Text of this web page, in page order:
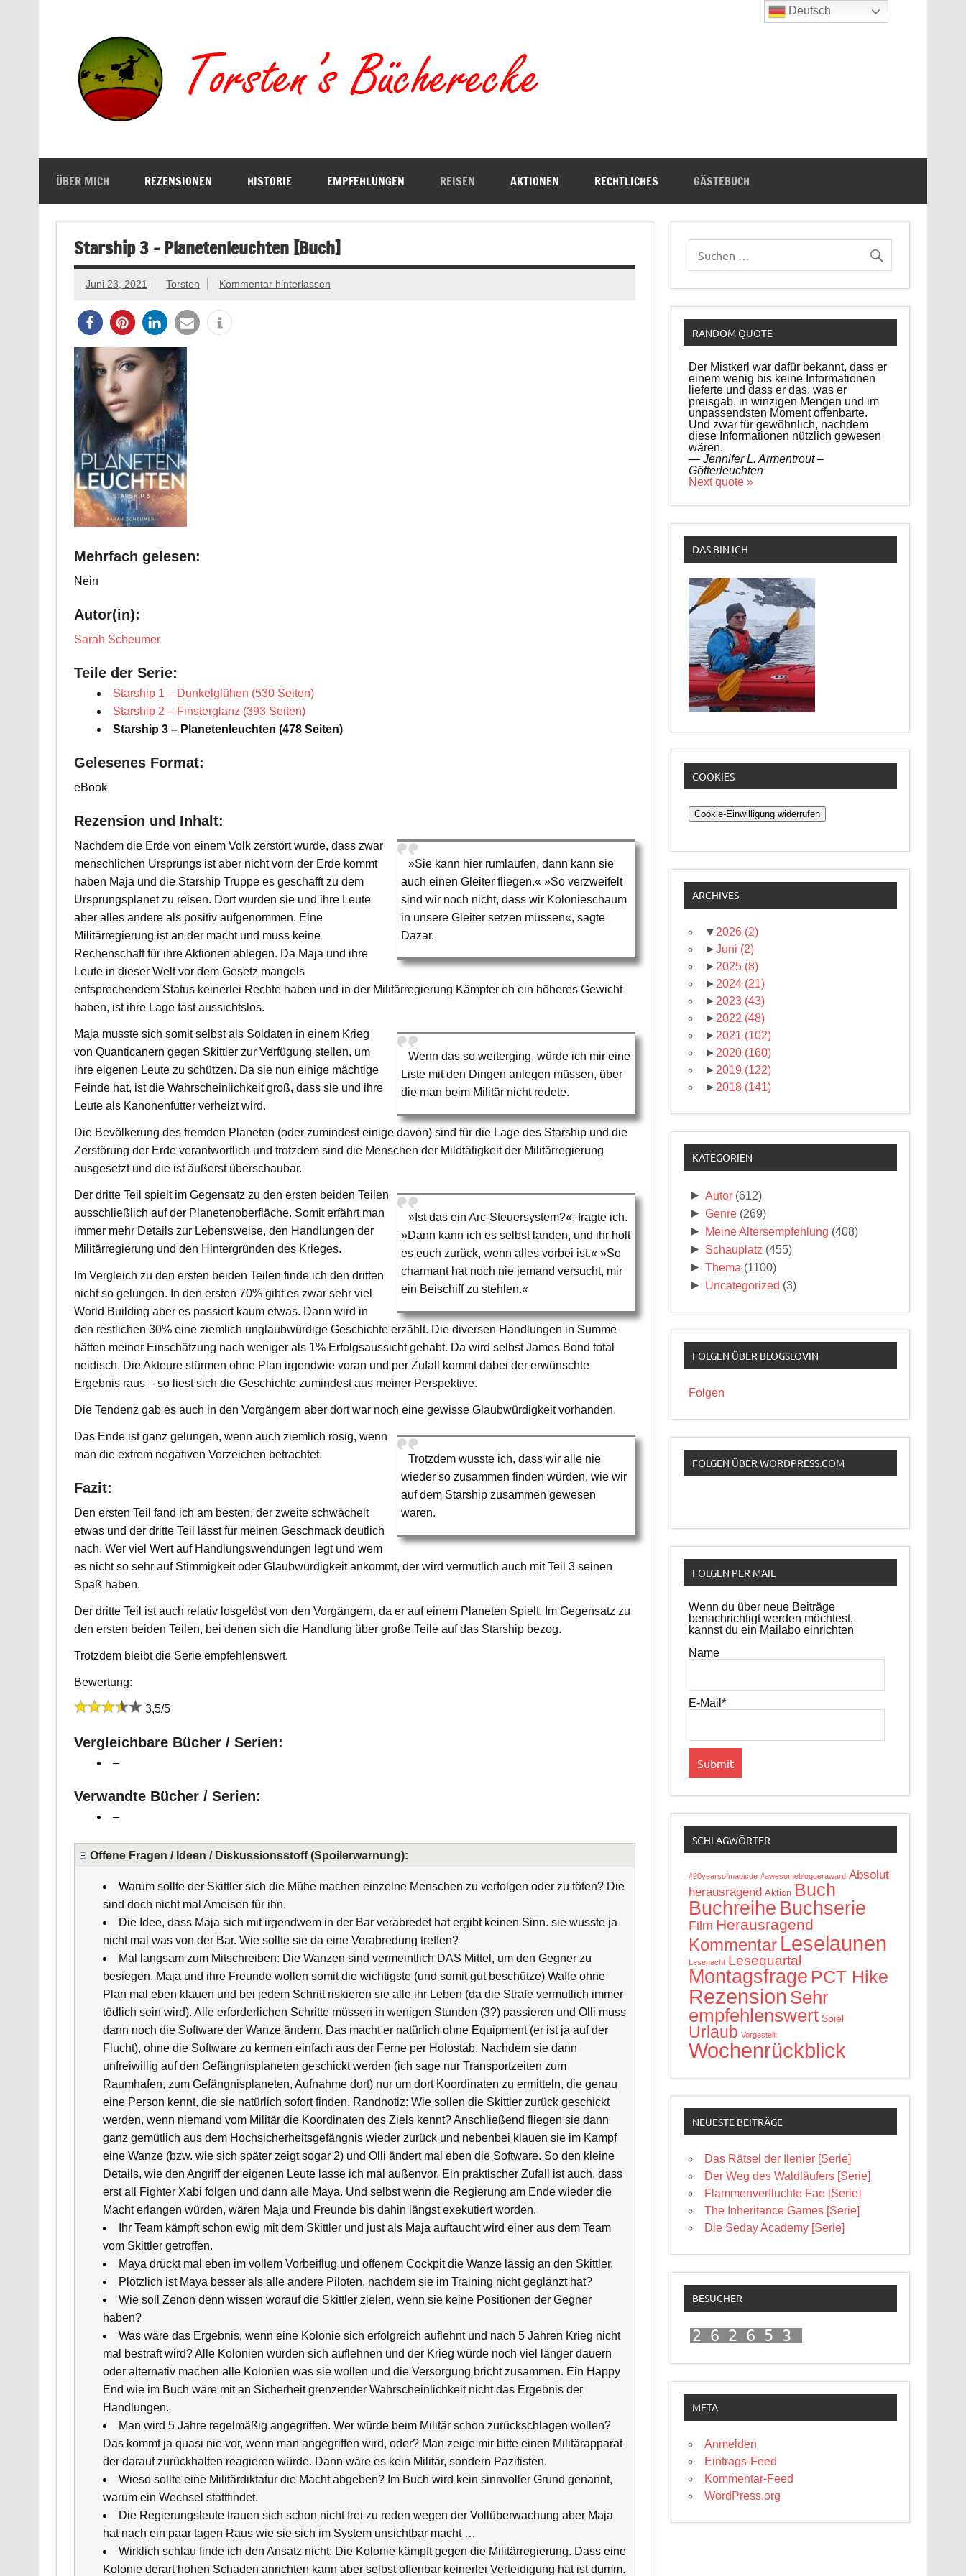
ÜBER MICH REZENSIONEN HISTORIE EMPFEHLUNGEN REISEN AKTIONEN RECHTLICHES GÄSTEBUCH
Starship 3 – Planetenleuchten [Buch]
Juni 23, 2021 Torsten Kommentar hinterlassen
Mehrfach gelesen:
Nein
Autor(in):
Sarah Scheumer
Teile der Serie:
Starship 1 – Dunkelglühen (530 Seiten)
Starship 2 – Finsterglanz (393 Seiten)
Starship 3 – Planetenleuchten (478 Seiten)
Gelesenes Format:
eBook
Rezension und Inhalt:
»Sie kann hier rumlaufen, dann kann sie
auch einen Gleiter fliegen.« »So verzweifelt
sind wir noch nicht, dass wir Kolonieschaum
in unsere Gleiter setzen müssen«, sagte
Dazar.
Nachdem die Erde von einem Volk zerstört wurde, dass zwar
menschlichen Ursprungs ist aber nicht vorn der Erde kommt
haben Maja und die Starship Truppe es geschafft zu dem
Ursprungsplanet zu reisen. Dort wurden sie und ihre Leute
aber alles andere als positiv aufgenommen. Eine
Militärregierung ist an der macht und muss keine
Rechenschaft für ihre Aktionen ablegen. Da Maja und ihre
Leute in dieser Welt vor dem Gesetz mangels
entsprechendem Status keinerlei Rechte haben und in der Militärregierung Kämpfer eh ein höheres Gewicht
haben, ist ihre Lage fast aussichtslos.
Wenn das so weiterging, würde ich mir eine
Liste mit den Dingen anlegen müssen, über
die man beim Militär nicht redete.
Maja musste sich somit selbst als Soldaten in einem Krieg
von Quanticanern gegen Skittler zur Verfügung stellen, um
ihre eigenen Leute zu schützen. Da sie nun einige mächtige
Feinde hat, ist die Wahrscheinlichkeit groß, dass sie und ihre
Leute als Kanonenfutter verheizt wird.
Die Bevölkerung des fremden Planeten (oder zumindest einige davon) sind für die Lage des Starship und die
Zerstörung der Erde verantwortlich und trotzdem sind die Menschen der Mildtätigkeit der Militärregierung
ausgesetzt und die ist äußerst überschaubar.
»Ist das ein Arc-Steuersystem?«, fragte ich.
»Dann kann ich es selbst landen, und ihr holt
es euch zurück, wenn alles vorbei ist.« »So
charmant hat noch nie jemand versucht, mir
ein Beischiff zu stehlen.«
Der dritte Teil spielt im Gegensatz zu den ersten beiden Teilen
ausschließlich auf der Planetenoberfläche. Somit erfährt man
immer mehr Details zur Lebensweise, den Handlungen der
Militärregierung und den Hintergründen des Krieges.
Im Vergleich zu den ersten beiden Teilen finde ich den dritten
nicht so gelungen. In den ersten 70% gibt es zwar sehr viel
World Building aber es passiert kaum etwas. Dann wird in
den restlichen 30% eine ziemlich unglaubwürdige Geschichte erzählt. Die diversen Handlungen in Summe
hätten meiner Einschätzung nach weniger als 1% Erfolgsaussicht gehabt. Da wird selbst James Bond total
neidisch. Die Akteure stürmen ohne Plan irgendwie voran und per Zufall kommt dabei der erwünschte
Ergebnis raus – so liest sich die Geschichte zumindest aus meiner Perspektive.
Die Tendenz gab es auch in den Vorgängern aber dort war noch eine gewisse Glaubwürdigkeit vorhanden.
Trotzdem wusste ich, dass wir alle nie
wieder so zusammen finden würden, wie wir
auf dem Starship zusammen gewesen
waren.
Das Ende ist ganz gelungen, wenn auch ziemlich rosig, wenn
man die extrem negativen Vorzeichen betrachtet.
Fazit:
Den ersten Teil fand ich am besten, der zweite schwächelt
etwas und der dritte Teil lässt für meinen Geschmack deutlich
nach. Wer viel Wert auf Handlungswendungen legt und wem
es nicht so sehr auf Stimmigkeit oder Glaubwürdigkeit ankommt, der wird vermutlich auch mit Teil 3 seinen
Spaß haben.
Der dritte Teil ist auch relativ losgelöst von den Vorgängern, da er auf einem Planeten Spielt. Im Gegensatz zu
den ersten beiden Teilen, bei denen sich die Handlung über große Teile auf das Starship bezog.
Trotzdem bleibt die Serie empfehlenswert.
Bewertung:
3,5/5
Vergleichbare Bücher / Serien:
–
Verwandte Bücher / Serien:
–
Offene Fragen / Ideen / Diskussionsstoff (Spoilerwarnung):
Warum sollte der Skittler sich die Mühe machen einzelne Menschen zu verfolgen oder zu töten? Die
sind doch nicht mal Ameisen für ihn.
Die Idee, dass Maja sich mit irgendwem in der Bar verabredet hat ergibt keinen Sinn. sie wusste ja
nicht mal was von der Bar. Wie sollte sie da eine Verabredung treffen?
Mal langsam zum Mitschreiben: Die Wanzen sind vermeintlich DAS Mittel, um den Gegner zu
besiegen. Maja und ihre Freunde wollen somit die wichtigste (und somit gut beschütze) Waffe ohne
Plan mal eben klauen und bei jedem Schritt riskieren sie alle ihr Leben (da die Strafe vermutlich immer
tödlich sein wird). Alle erforderlichen Schritte müssen in wenigen Stunden (3?) passieren und Olli muss
dann noch die Software der Wanze ändern. Das macht er natürlich ohne Equipment (er ist ja auf der
Flucht), ohne die Software zu kennen einfach aus der Ferne per Holostab. Nachdem sie dann
unfreiwillig auf den Gefängnisplaneten geschickt werden (ich sage nur Transportzeiten zum
Raumhafen, zum Gefängnisplaneten, Aufnahme dort) nur um dort Koordinaten zu ermitteln, die genau
eine Person kennt, die sie natürlich sofort finden. Randnotiz: Wie sollen die Skittler zurück geschickt
werden, wenn niemand vom Militär die Koordinaten des Ziels kennt? Anschließend fliegen sie dann
ganz gemütlich aus dem Hochsicherheitsgefängnis wieder zurück und nebenbei klauen sie im Kampf
eine Wanze (bzw. wie sich später zeigt sogar 2) und Olli ändert mal eben die Software. So den kleine
Details, wie den Angriff der eigenen Leute lasse ich mal außenvor. Ein praktischer Zufall ist auch, dass
erst all Fighter Xabi folgen und dann alle Maya. Und selbst wenn die Regierung am Ende wieder die
Macht erlangen würden, wären Maja und Freunde bis dahin längst exekutiert worden.
Ihr Team kämpft schon ewig mit dem Skittler und just als Maja auftaucht wird einer aus dem Team
vom Skittler getroffen.
Maya drückt mal eben im vollem Vorbeiflug und offenem Cockpit die Wanze lässig an den Skittler.
Plötzlich ist Maya besser als alle andere Piloten, nachdem sie im Training nicht geglänzt hat?
Wie soll Zenon denn wissen worauf die Skittler zielen, wenn sie keine Positionen der Gegner
haben?
Was wäre das Ergebnis, wenn eine Kolonie sich erfolgreich auflehnt und nach 5 Jahren Krieg nicht
mal bestraft wird? Alle Kolonien würden sich auflehnen und der Krieg würde noch viel länger dauern
oder alternativ machen alle Kolonien was sie wollen und die Versorgung bricht zusammen. Ein Happy
End wie im Buch wäre mit an Sicherheit grenzender Wahrscheinlichkeit nicht das Ergebnis der
Handlungen.
Man wird 5 Jahre regelmäßig angegriffen. Wer würde beim Militär schon zurückschlagen wollen?
Das kommt ja quasi nie vor, wenn man angegriffen wird, oder? Man zeige mir bitte einen Militärapparat
der darauf zurückhalten reagieren würde. Dann wäre es kein Militär, sondern Pazifisten.
Wieso sollte eine Militärdiktatur die Macht abgeben? Im Buch wird kein sinnvoller Grund genannt,
warum ein Wechsel stattfindet.
Die Regierungsleute trauen sich schon nicht frei zu reden wegen der Vollüberwachung aber Maja
hat nach ein paar tagen Raus wie sie sich im System unsichtbar macht …
Wirklich schlau finde ich den Ansatz nicht: Die Kolonie kämpft gegen die Militärregierung. Dass eine
Kolonie derart hohen Schaden anrichten kann aber selbst offenbar keinerlei Verteidigung hat ist dumm.
RANDOM QUOTE
Der Mistkerl war dafür bekannt, dass er
einem wenig bis keine Informationen
lieferte und dass er das, was er
preisgab, in winzigen Mengen und im
unpassendsten Moment offenbarte.
Und zwar für gewöhnlich, nachdem
diese Informationen nützlich gewesen
wären.
—Jennifer L. Armentrout –
Götterleuchten
Next quote »
DAS BIN ICH
COOKIES
Cookie-Einwilligung widerrufen
ARCHIVES
▼ 2026 (2)
►Juni (2)
► 2025 (8)
► 2024 (21)
► 2023 (43)
► 2022 (48)
► 2021 (102)
► 2020 (160)
► 2019 (122)
► 2018 (141)
KATEGORIEN
► Autor (612)
► Genre (269)
► Meine Altersempfehlung (408)
► Schauplatz (455)
► Thema (1100)
► Uncategorized (3)
FOLGEN ÜBER BLOGSLOVIN
Folgen
FOLGEN ÜBER WORDPRESS.COM
FOLGEN PER MAIL
Wenn du über neue Beiträge
benachrichtigt werden möchtest,
kannst du ein Mailabo einrichten
Name
E-Mail*
SCHLAGWÖRTER
#20yearsofmagicde #awesomebloggeraward Absolut
herausragend Aktion Buch
Buchreihe Buchserie
Film Herausragend
Kommentar Leselaunen
Lesenacht Lesequartal
Montagsfrage PCT Hike
Rezension Sehr
empfehlenswert Spiel
Urlaub Vorgestellt
Wochenrückblick
NEUESTE BEITRÄGE
Das Rätsel der Ilenier [Serie]
Der Weg des Waldläufers [Serie]
Flammenverfluchte Fae [Serie]
The Inheritance Games [Serie]
Die Seday Academy [Serie]
BESUCHER
262653
META
Anmelden
Eintrags-Feed
Kommentar-Feed
WordPress.org
Deutsch